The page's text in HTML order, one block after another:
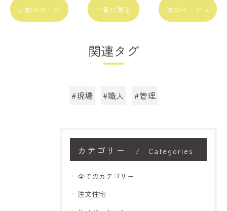
< 前のページ 一覧に戻る 次のページ >
関連タグ
#現場 #職人 #管理
カテゴリー Categories
全てのカテゴリー
注文住宅